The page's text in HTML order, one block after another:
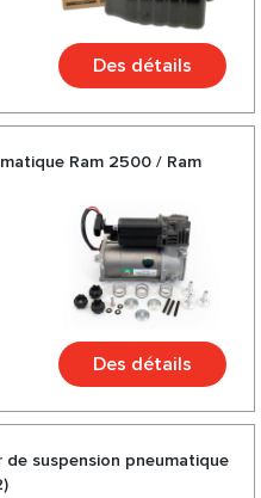
Des détails
Ram 2500 / Ram
Des détails
de suspension pneumatique